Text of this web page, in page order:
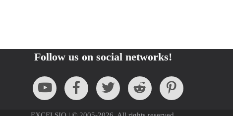
Follow us on social networks!